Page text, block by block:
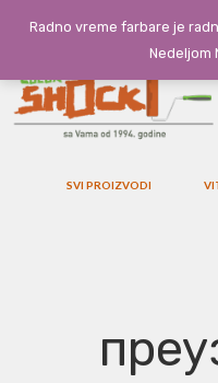
SVI PROIZVODI
Radno vreme farbare je
Nedeljom